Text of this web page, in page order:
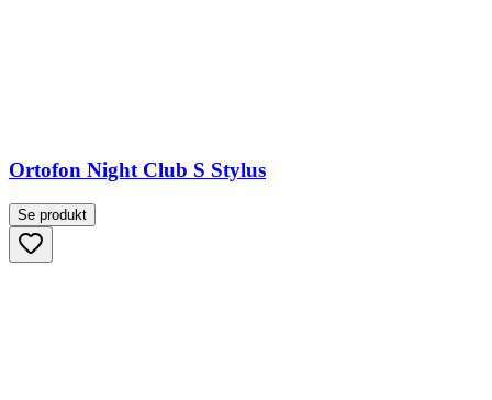
Ortofon Night Club S Stylus
Se produkt